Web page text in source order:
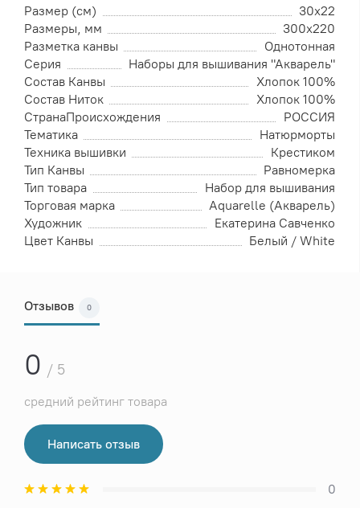
Размер (см)
30х22
Размеры, мм
300х220
Разметка канвы
Однотонная
Серия
Наборы для вышивания "Акварель"
Состав Канвы
Хлопок 100%
Состав Ниток
Хлопок 100%
СтранаПроисхождения
РОССИЯ
Тематика
Натюрморты
Техника вышивки
Крестиком
Тип Канвы
Равномерка
Тип товара
Набор для вышивания
Торговая марка
Aquarelle (Акварель)
Художник
Екатерина Савченко
Цвет Канвы
Белый / White
Отзывов 0
0 / 5
средний рейтинг товара
Написать отзыв
0